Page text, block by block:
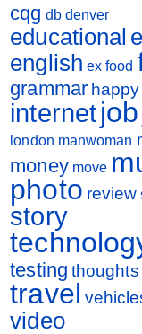
cqg db denver
educational
english ex food
grammar happy
internetjob
london manwoman
money move
photo review
story
testing thoughts
travel
video